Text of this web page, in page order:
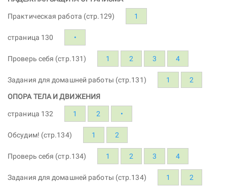
Практическая работа (стр.129) 1
страница 130 •
Проверь себя (стр.131) 1 2 3 4
Задания для домашней работы (стр.131) 1 2
ОПОРА ТЕЛА И ДВИЖЕНИЯ
страница 132 1 2 •
Обсудим! (стр.134) 1 2
Проверь себя (стр.134) 1 2 3 4
Задания для домашней работы (стр.134) 1 2